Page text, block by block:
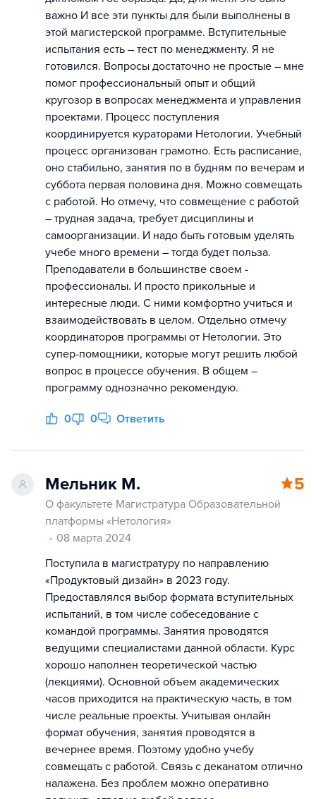
важно И все эти пункты для были выполнены в
этой магистерской программе. Вступительные
испытания есть – тест по менеджменту. Я не
готовился. Вопросы достаточно не простые – мне
помог профессиональный опыт и общий
кругозор в вопросах менеджмента и управления
проектами. Процесс поступления
координируется кураторами Нетологии. Учебный
процесс организован грамотно. Есть расписание,
оно стабильно, занятия по в будням по вечерам и
суббота первая половина дня. Можно совмещать
с работой. Но отмечу, что совмещение с работой
– трудная задача, требует дисциплины и
самоорганизации. И надо быть готовым уделять
учебе много времени – тогда будет польза.
Преподаватели в большинстве своем -
профессионалы. И просто прикольные и
интересные люди. С ними комфортно учиться и
взаимодействовать в целом. Отдельно отмечу
координаторов программы от Нетологии. Это
супер-помощники, которые могут решить любой
вопрос в процессе обучения. В общем –
программу однозначно рекомендую.
0 0 Ответить
Мельник М. 5
О факультете Магистратура Образовательной
платформы «Нетология»
08 марта 2024
Поступила в магистратуру по направлению
«‎Продуктовый дизайн» в 2023 году.
Предоставлялся выбор формата вступительных
испытаний, в том числе собеседование с
командой программы. ‎Занятия проводятся
ведущими специалистами данной области. Курс
хорошо наполнен теоретической частью
(лекциями). Основной объем академических
часов приходится на практическую часть, в том
числе реальные проекты. Учитывая онлайн
формат обучения, занятия проводятся в
вечернее время. Поэтому удобно учебу
совмещать с работой. Связь с деканатом отлично
налажена. Без проблем можно оперативно